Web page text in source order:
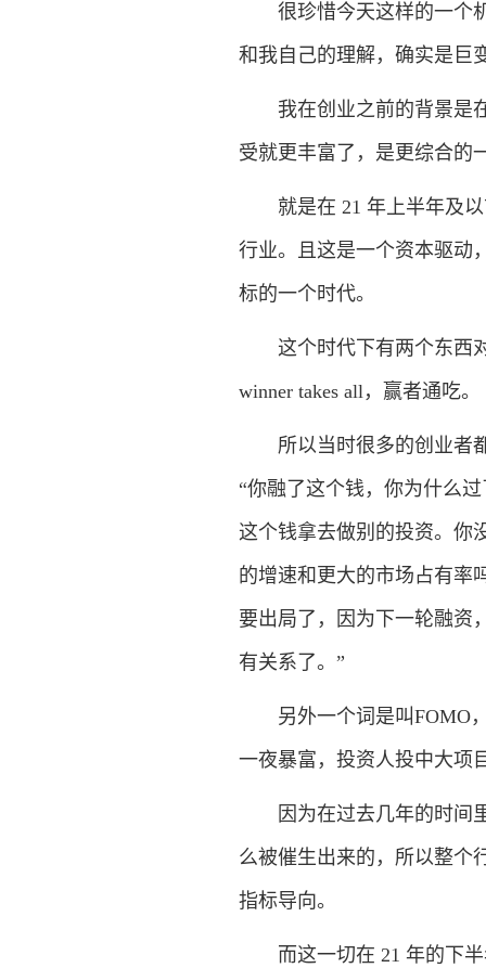
很珍惜今天这样的一个机
和我自己的理解，确实是巨
我在创业之前的背景是在
受就更丰富了，是更综合的
就是在 21 年上半年及以
行业。且这是一个资本驱动
标的一个时代。
这个时代下有两个东西对
winner takes all，赢者通吃。
所以当时很多的创业者都
“你融了这个钱，你为什么
这个钱拿去做别的投资。你
的增速和更大的市场占有率
要出局了，因为下一轮融资
有关系了。”
另外一个词是叫FOMO，
一夜暴富，投资人投中大项
因为在过去几年的时间里
么被催生出来的，所以整个
指标导向。
而这一切在 21 年的下半